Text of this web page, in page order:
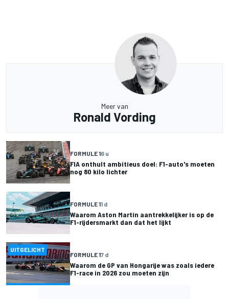
Meer van
Ronald Vording
FORMULE 16 u
FIA onthult ambitieus doel: F1-auto's moeten
nog 80 kilo lichter
FORMULE 11 d
Waarom Aston Martin aantrekkelijker is op de
F1-rijdersmarkt dan dat het lijkt
UITGELICHT
FORMULE 17 d
Waarom de GP van Hongarije was zoals iedere
F1-race in 2026 zou moeten zijn